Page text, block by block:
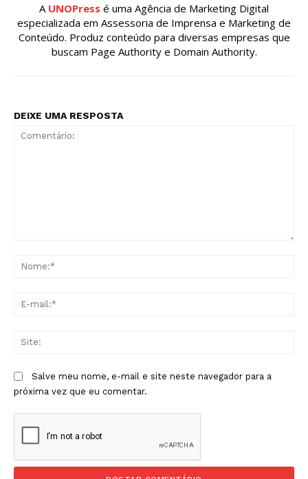
A UNOPress é uma Agência de Marketing Digital
especializada em Assessoria de Imprensa e Marketing de
Conteúdo. Produz conteúdo para diversas empresas que
buscam Page Authority e Domain Authority.
DEIXE UMA RESPOSTA
Salve meu nome, e-mail e site neste navegador para a
próxima vez que eu comentar.